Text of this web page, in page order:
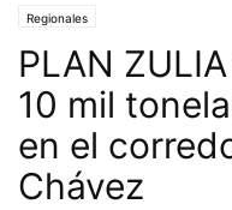
Regionales
PLAN
10 mil
en el
Chávez